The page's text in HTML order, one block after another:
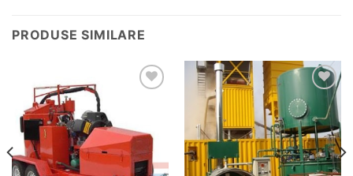
PRODUSE SIMILARE
Add to
wishlist
Add to
wishlist